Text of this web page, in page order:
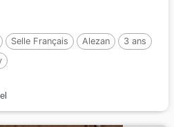
Selle Français Alezan
3 ans